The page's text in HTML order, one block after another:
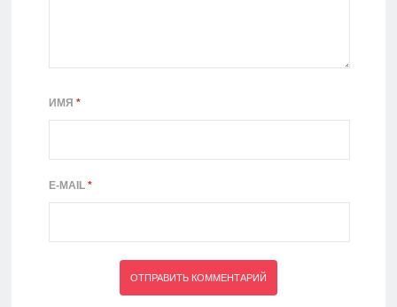
ИМЯ *
E-MAIL *